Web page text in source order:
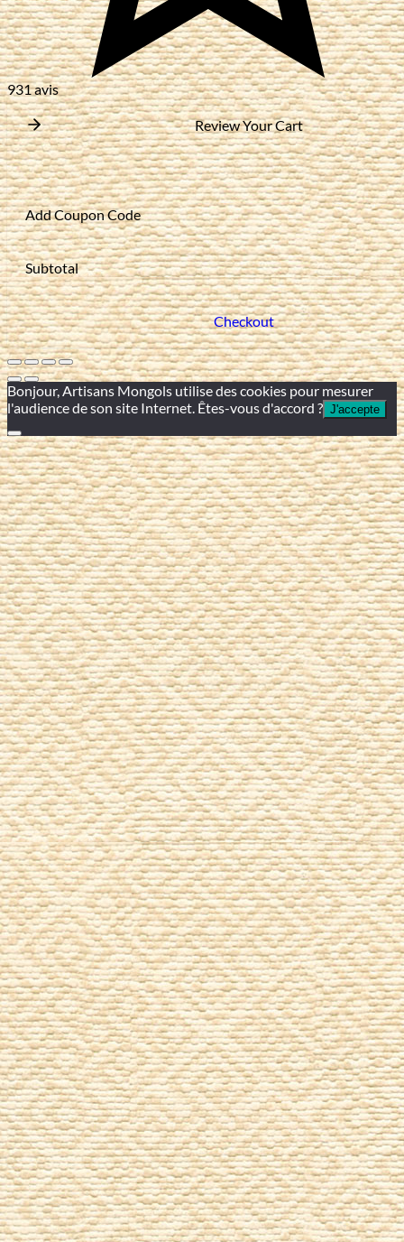
931 avis
Review Your Cart
Add Coupon Code
Subtotal
Checkout
Bonjour, Artisans Mongols utilise des cookies pour mesurer
l'audience de son site Internet. Êtes-vous d'accord ? J'accepte